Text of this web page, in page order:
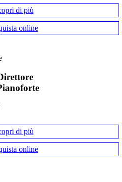
di più
online
di più
online